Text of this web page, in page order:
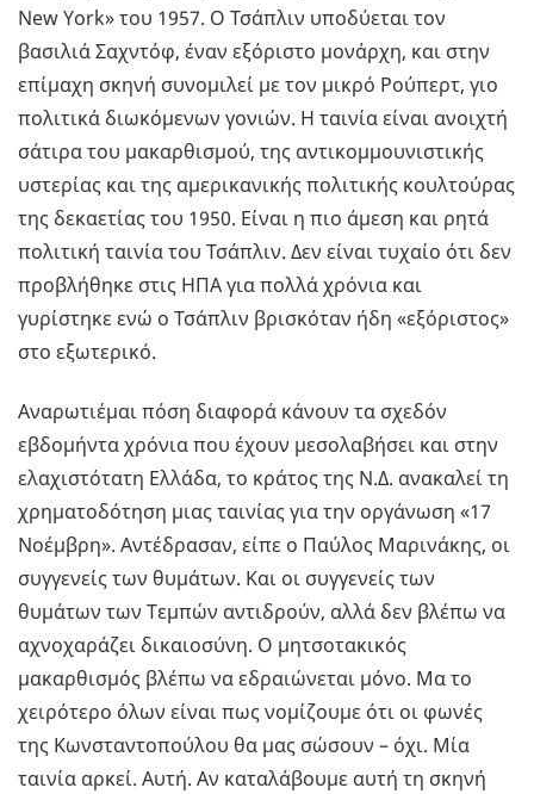
New York» του 1957. Ο Τσάπλιν υποδύεται τον
βασιλιά Σαχντόφ, έναν εξόριστο μονάρχη, και στην
επίμαχη σκηνή συνομιλεί με τον μικρό Ρούπερτ, γιο
πολιτικά διωκόμενων γονιών. Η ταινία είναι ανοιχτή
σάτιρα του μακαρθισμού, της αντικομμουνιστικής
υστερίας και της αμερικανικής πολιτικής κουλτούρας
της δεκαετίας του 1950. Είναι η πιο άμεση και ρητά
πολιτική ταινία του Τσάπλιν. Δεν είναι τυχαίο ότι δεν
προβλήθηκε στις ΗΠΑ για πολλά χρόνια και
γυρίστηκε ενώ ο Τσάπλιν βρισκόταν ήδη «εξόριστος»
στο εξωτερικό.
Αναρωτιέμαι πόση διαφορά κάνουν τα σχεδόν
εβδομήντα χρόνια που έχουν μεσολαβήσει και στην
ελαχιστότατη Ελλάδα, το κράτος της Ν.Δ. ανακαλεί τη
χρηματοδότηση μιας ταινίας για την οργάνωση «17
Νοέμβρη». Αντέδρασαν, είπε ο Παύλος Μαρινάκης, οι
συγγενείς των θυμάτων. Και οι συγγενείς των
θυμάτων των Τεμπών αντιδρούν, αλλά δεν βλέπω να
αχνοχαράζει δικαιοσύνη. Ο μητσοτακικός
μακαρθισμός βλέπω να εδραιώνεται μόνο. Μα το
χειρότερο όλων είναι πως νομίζουμε ότι οι φωνές
της Κωνσταντοπούλου θα μας σώσουν – όχι. Μία
ταινία αρκεί. Αυτή. Αν καταλάβουμε αυτή τη σκηνή